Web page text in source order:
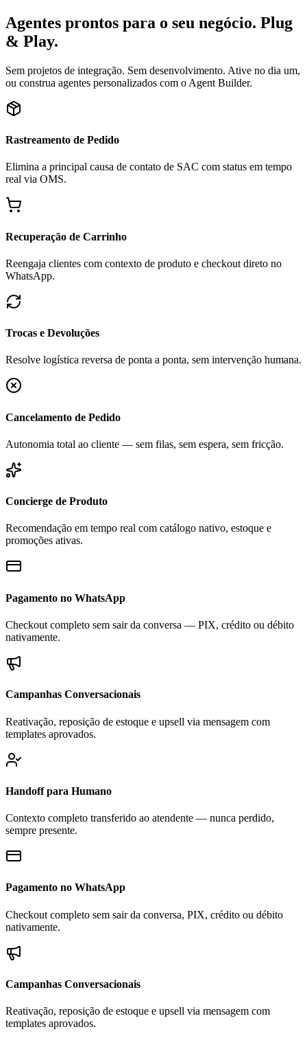
Agentes prontos para o seu negócio. Plug
& Play.
Sem projetos de integração. Sem desenvolvimento. Ative no dia um,
ou construa agentes personalizados com o Agent Builder.
Rastreamento de Pedido
Elimina a principal causa de contato de SAC com status em tempo
real via OMS.
Recuperação de Carrinho
Reengaja clientes com contexto de produto e checkout direto no
WhatsApp.
Trocas e Devoluções
Resolve logística reversa de ponta a ponta, sem intervenção humana.
Cancelamento de Pedido
Autonomia total ao cliente — sem filas, sem espera, sem fricção.
Concierge de Produto
Recomendação em tempo real com catálogo nativo, estoque e
promoções ativas.
Pagamento no WhatsApp
Checkout completo sem sair da conversa — PIX, crédito ou débito
nativamente.
Campanhas Conversacionais
Reativação, reposição de estoque e upsell via mensagem com
templates aprovados.
Handoff para Humano
Contexto completo transferido ao atendente — nunca perdido,
sempre presente.
Pagamento no WhatsApp
Checkout completo sem sair da conversa, PIX, crédito ou débito
nativamente.
Campanhas Conversacionais
Reativação, reposição de estoque e upsell via mensagem com
templates aprovados.